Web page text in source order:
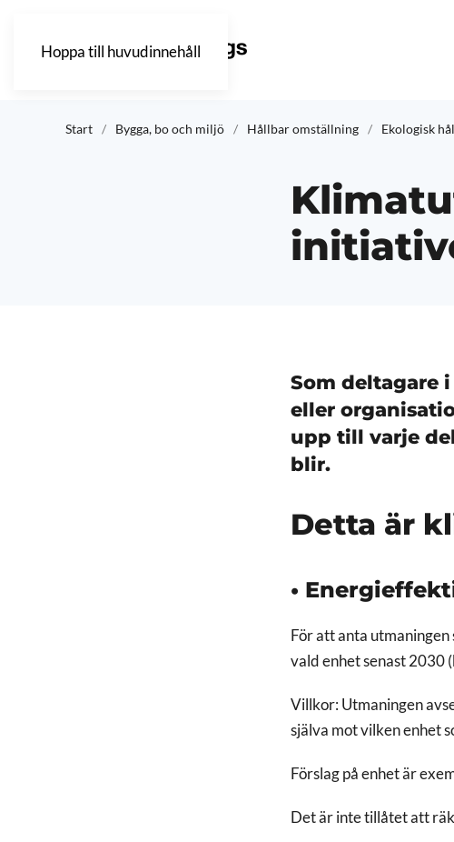
Hoppa till huvudinnehåll
Start Bygga, bo och miljö Hållbar omställning Ekologisk
Som deltagare
eller
upp till varje
blir.
Detta är
•
För att anta
vald enhet senast 2030
Villkor: Utmaningen
själva mot vilken enhet
Förslag på enhet är
Det är inte tillåtet att